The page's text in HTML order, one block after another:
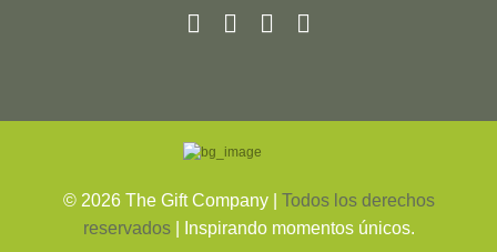
© 2026The Gift Company | Todos los derechos
reservados
| Inspirando momentos únicos.